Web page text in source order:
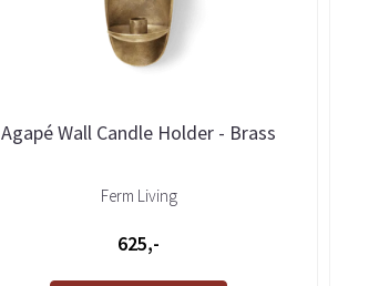
Agapé Wall Candle Holder - Brass
Ferm Living
625,-